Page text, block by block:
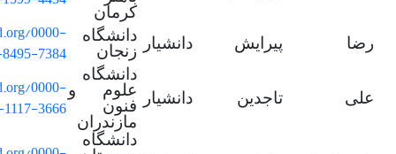
کرمان
رضا پیرایش دانشیار
دانشگاه
زنجان
0000-
7384
علی تاجدین دانشیار
دانشگاه
علوم و
فنون
مازندران
0000-
3666
دانشگاه